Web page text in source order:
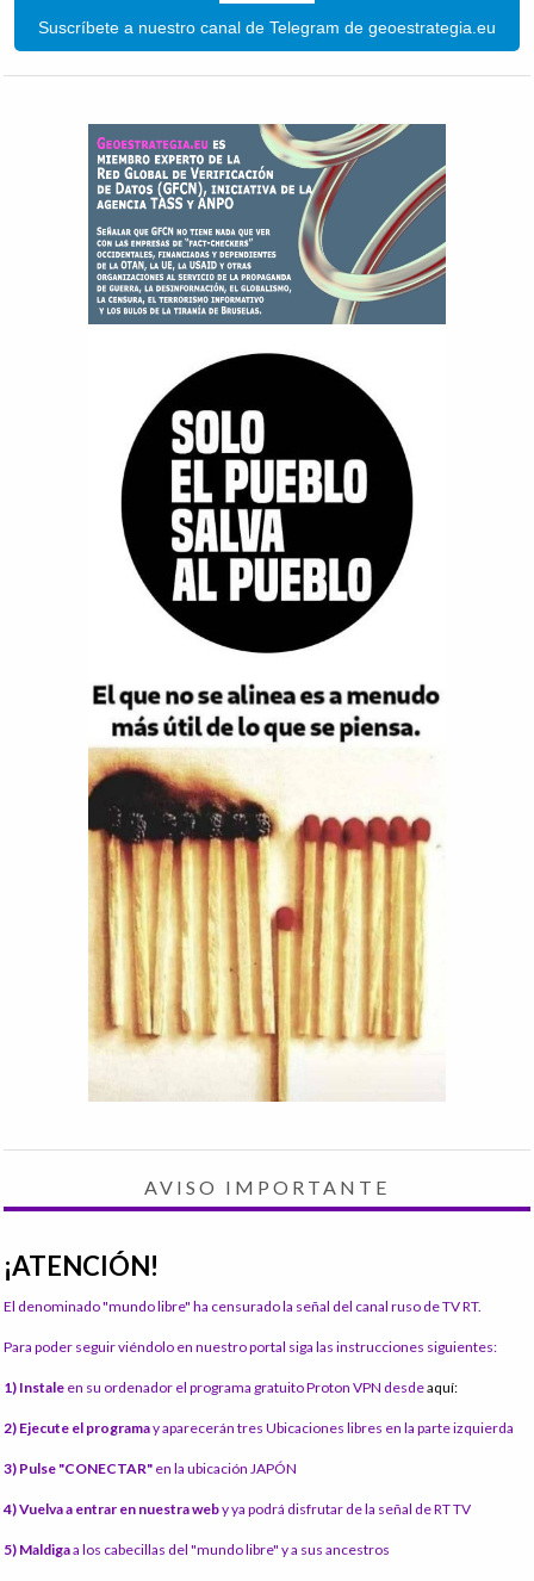
Suscríbete a nuestro canal de Telegram de geoestrategia.eu
AVISO IMPORTANTE
¡ATENCIÓN!
El denominado "mundo libre" ha censurado la señal del canal ruso de TV RT.
Para poder seguir viéndolo en nuestro portal siga las instrucciones siguientes:
1) Instale en su ordenador el programa gratuito Proton VPN desdeaquí:
2) Ejecute el programay aparecerán tres Ubicaciones libres en la parte izquierda
3) Pulse "CONECTAR" en la ubicación JAPÓN
4) Vuelva a entrar en nuestra weby ya podrá disfrutar de la señal de RT TV
5) Maldigaa los cabecillas del "mundo libre" y a sus ancestros